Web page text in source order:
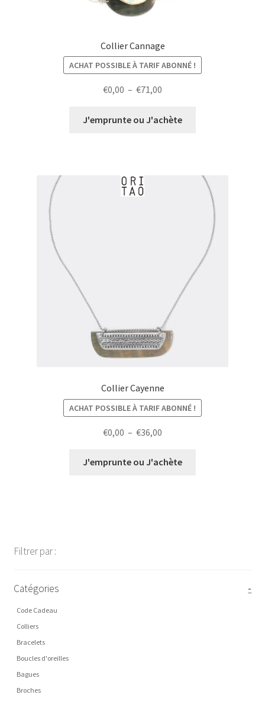
Collier Cannage
ACHAT POSSIBLE À TARIF ABONNÉ !
€0,00 – €71,00
prix :
J'emprunte ou J'achète
Collier Cayenne
ACHAT POSSIBLE À TARIF ABONNÉ !
€0,00 – €36,00
prix :
J'emprunte ou J'achète
Filtrer par :
Catégories -
Code Cadeau
Colliers
Bracelets
Boucles d'oreilles
Bagues
Broches